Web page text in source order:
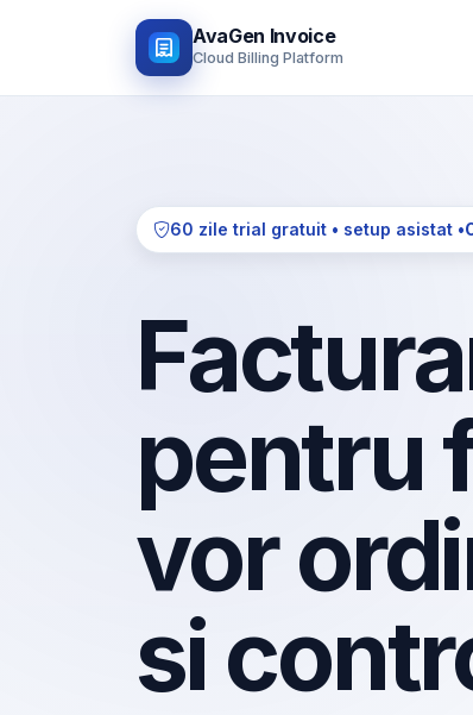
AvaGen Invoice
Cloud Billing Platform
60 zile trial gratuit • setup asistat •
pentru
vor
si